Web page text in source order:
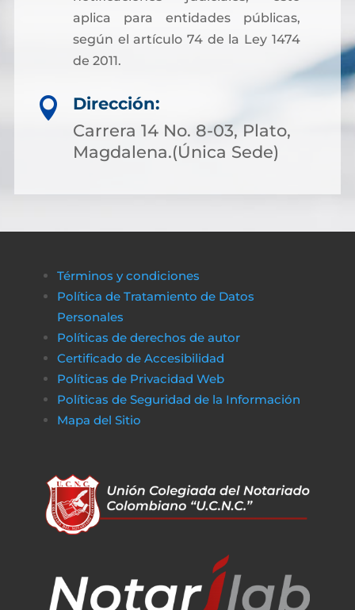
aplica para entidades públicas,
según el artículo 74 de la Ley 1474
de 2011.

Dirección:
Carrera 14 No. 8-03, Plato,
Magdalena.(Única Sede)
Términos y condiciones
Política de Tratamiento de Datos
Personales
Políticas de derechos de autor
Certificado de Accesibilidad
Políticas de Privacidad Web
Políticas de Seguridad de la Información
Mapa del Sitio